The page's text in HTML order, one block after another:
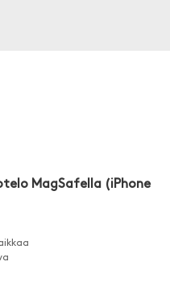
MagSafella (iPhone